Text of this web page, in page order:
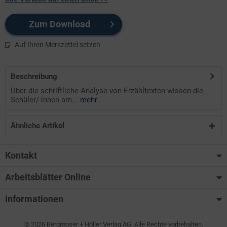
Zum Download
Auf Ihren Merkzettel setzen
Beschreibung
Über die schriftliche Analyse von Erzähltexten wissen die
Schüler/-innen am...
mehr
Ähnliche Artikel
Kontakt
Arbeitsblätter Online
Informationen
© 2026 Bergmoser + Höller Verlag AG. Alle Rechte vorbehalten.